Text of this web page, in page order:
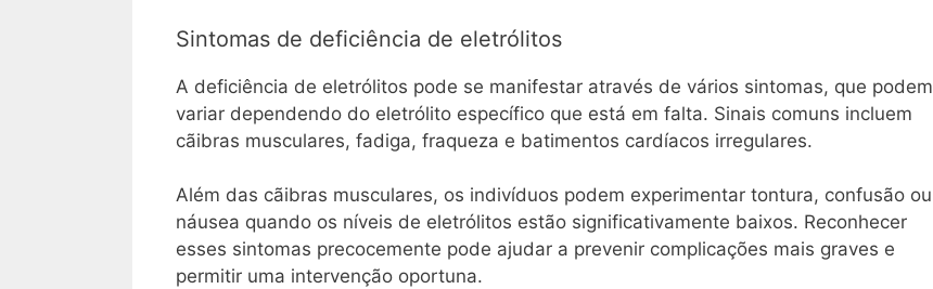
Sintomas de deficiência de eletrólitos
A deficiência de eletrólitos pode se manifestar através de vários sintomas, que podem
variar dependendo do eletrólito específico que está em falta. Sinais comuns incluem
cãibras musculares, fadiga, fraqueza e batimentos cardíacos irregulares.
Além das cãibras musculares, os indivíduos podem experimentar tontura, confusão ou
náusea quando os níveis de eletrólitos estão significativamente baixos. Reconhecer
esses sintomas precocemente pode ajudar a prevenir complicações mais graves e
permitir uma intervenção oportuna.